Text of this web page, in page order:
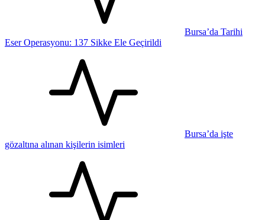
Bursa’da Tarihi
Eser Operasyonu: 137 Sikke Ele Geçirildi
Bursa’da işte
gözaltına alınan kişilerin isimleri